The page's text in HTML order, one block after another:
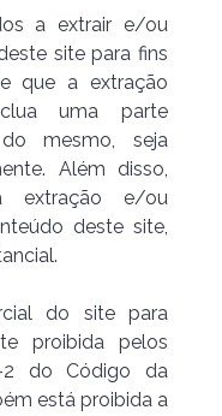
a extrair e/ou
site para fins
que a extração
uma parte
mesmo, seja
Além disso,
extração e/ou
deste site,
do site para
proibida pelos
do Código da
está proibida a